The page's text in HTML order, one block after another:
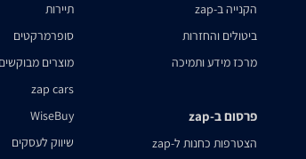
הקנייה ב-zap
ביטולים והחזרות
מרכז מידע ותמיכה
פרסום ב-zap
הצטרפות כחנות ל-zap
תיירות
סופרמרקטים
מוצרים מבוקשים
zap cars
WiseBuy
שיווק לעסקים